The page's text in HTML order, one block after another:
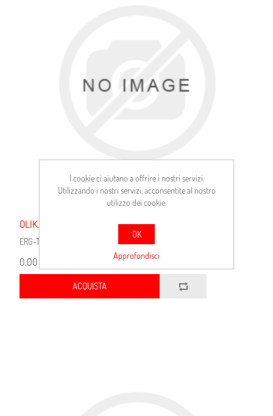
OLIK.TD505.01 SAE 5W40 1LT.***
ERG-TDI5W401
0,00 €
ACQUISTA
I cookie ci aiutano a offrire i nostri servizi.
Utilizzando i nostri servizi, acconsentite al nostro
utilizzo dei cookie.
OK
Approfondisci